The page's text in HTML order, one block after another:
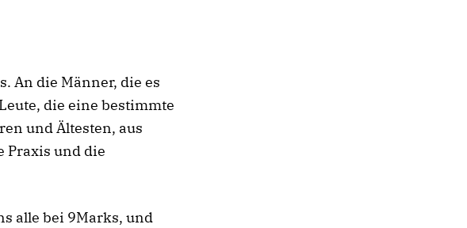
An die Männer, die es
die eine bestimmte
und Ältesten, aus
Praxis und die
alle bei 9Marks, und